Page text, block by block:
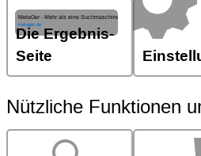
Die Ergebnis-
Seite
Nützliche Funktionen